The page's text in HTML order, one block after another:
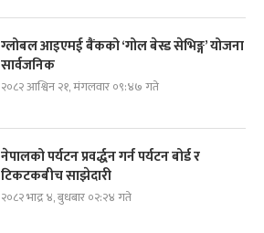
ग्लोबल आइएमई बैंकको ‘गोल बेस्ड सेभिङ्ग’ योजना
सार्वजनिक
२०८२ आश्विन २१, मंगलवार ०९:४७ गते
नेपालको पर्यटन प्रवर्द्धन गर्न पर्यटन बोर्ड र
टिकटकबीच साझेदारी
२०८२ भाद्र ४, बुधबार ०२:२४ गते